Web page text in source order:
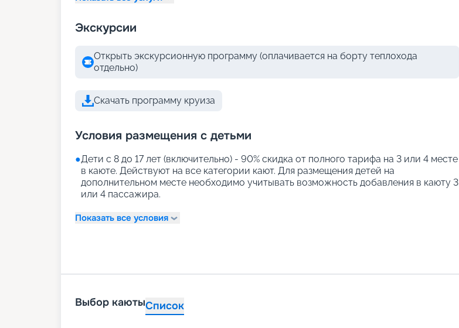
Экскурсии
Открыть экскурсионную программу (оплачивается на борту теплохода
отдельно)
Скачать программу круиза
Условия размещения с детьми
●Дети с 8 до 17 лет (включительно) - 90% скидка от полного тарифа на 3 или 4 месте
в каюте. Действуют на все категории кают. Для размещения детей на
дополнительном месте необходимо учитывать возможность добавления в каюту 3
или 4 пассажира.
Показать все условия
Выбор каютыСписок